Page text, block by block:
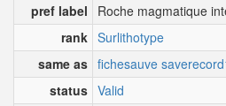
pref label
Roche magmatique
rank Surlithotype
same as fichesauve
status Valid